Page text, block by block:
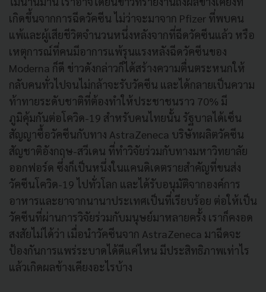
เกิดขึ้นจากการฉีดวัคซีน ไม่ว่าจะมาจาก Pfizer ที่พบคน
แพ้และผู้เสียชีวิตจำนวนหนึ่งหลังจากที่ฉีดวัคซีนแล้ว หรือ
เหตุการณ์ที่คนมีอาการแพ้รุนแรงหลังฉีดวัคซีนของ
Moderna ก็ดี ข่าวดังกล่าวก็ได้สร้างความตื่นตระหนกให้
กลับคนทั่วไปจนไม่กล้าจะรับวัคซีน และได้กลายเป็นความ
ท้าทายระดับชาติที่ต้องทำให้ประชาชนราว 70% มี
ภูมิคุ้มกันต่อโควิด-19 สำหรับคนไทยนั้น รัฐบาลได้เซ็น
สัญญาซื้อวัคซีนกับทาง AstraZeneca บริษัทผลิตวัคซีน
สัญชาติอังกฤษ-สวีเดน ที่ทำวิจัยร่วมกับทางมหาวิทยาลัย
ออกฟอร์ด ซึ่งก็เป็นหนึ่งในแคนดิเดตรายสำคัญที่ขนส่ง
วัคซีนโควิด-19 ไปทั่วโลก และได้รับอนุมัติจากองค์การ
อาหารและยาจากนานาประเทศเป็นที่เรียบร้อย ต่อให้เป็น
วัคซีนที่ผ่านการวิจัยร่วมกับมนุษย์มาหลายครั้ง เราก็คงอด
สงสัยไม่ได้ว่า เมื่อนำวัคซีนจาก AstraZeneca มาฉีดจะ
ป้องกันการแพร่ระบาดได้ดีแค่ไหน มีประสิทธิภาพเท่าไร
แล้วเกิดผลข้างเคียงอะไรบ้าง